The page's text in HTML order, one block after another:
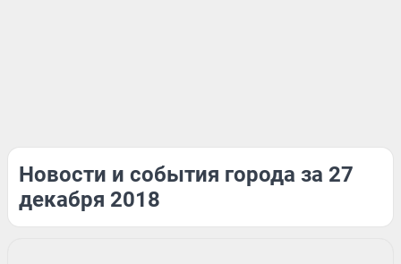
Новости и события города за 27
декабря 2018